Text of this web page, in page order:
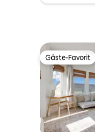
Gäste-Favorit
Gäste-Favorit